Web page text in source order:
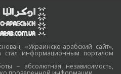
«Украинско-арабский сайт»,
стал информационным порталом
– абсолютная независимость,